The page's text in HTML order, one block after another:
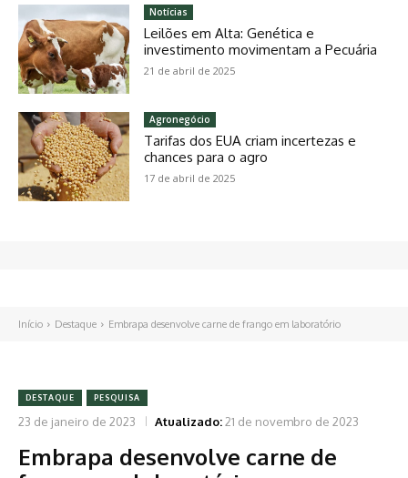
Notícias
Leilões em Alta: Genética e
investimento movimentam a Pecuária
21 de abril de 2025
Agronegócio
Tarifas dos EUA criam incertezas e
chances para o agro
17 de abril de 2025